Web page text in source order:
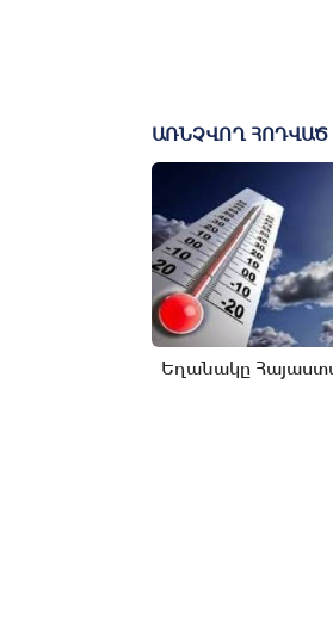
ԱՌՆՉՎՈՂ ՀՈԴՎԱԾ
Եղանակը